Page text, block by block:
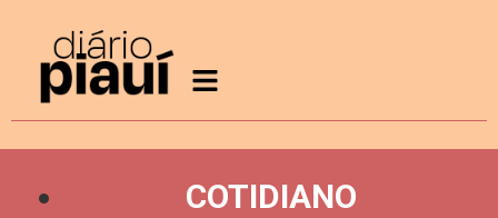
COTIDIANO